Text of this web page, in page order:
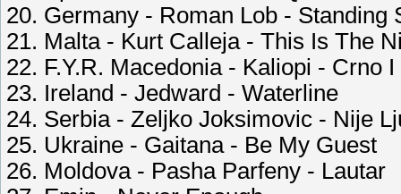
20. Germany - Roman Lob - Standing
21. Malta - Kurt Calleja - This Is The
22. F.Y.R. Macedonia - Kaliopi - Crno I
23. Ireland - Jedward - Waterline
24. Serbia - Zeljko Joksimovic - Nije
25. Ukraine - Gaitana - Be My Guest
26. Moldova - Pasha Parfeny - Lautar